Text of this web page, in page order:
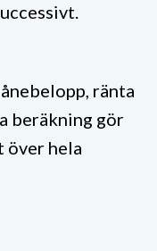
ränta
beräkning gör
över hela